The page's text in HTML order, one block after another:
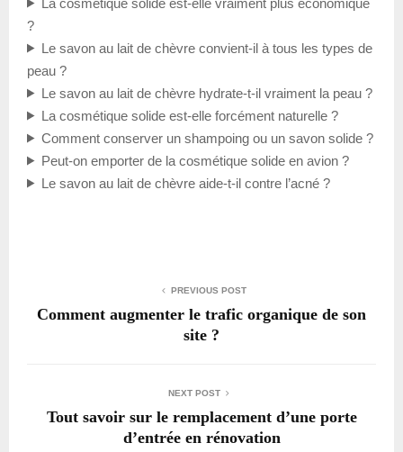
?
Le savon au lait de chèvre convient-il à tous les types de
peau ?
Le savon au lait de chèvre hydrate-t-il vraiment la peau ?
La cosmétique solide est-elle forcément naturelle ?
Comment conserver un shampoing ou un savon solide ?
Peut-on emporter de la cosmétique solide en avion ?
Le savon au lait de chèvre aide-t-il contre l’acné ?
PREVIOUS POST
Comment augmenter le trafic organique de son
site ?
NEXT POST
Tout savoir sur le remplacement d’une porte
d’entrée en rénovation